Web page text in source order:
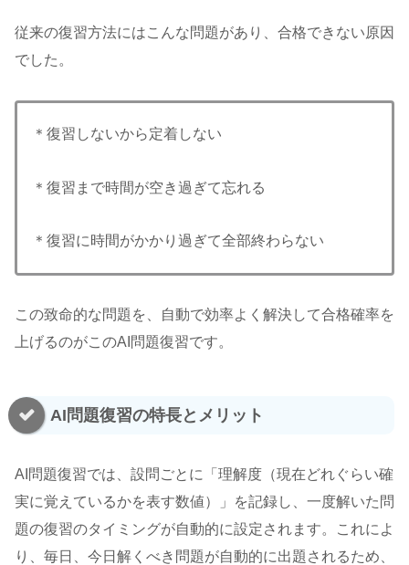
従来の復習方法にはこんな問題があり、合格できない原因
でした。
＊復習しないから定着しない
＊復習まで時間が空き過ぎて忘れる
＊復習に時間がかかり過ぎて全部終わらない
この致命的な問題を、自動で効率よく解決して合格確率を
上げるのがこのAI問題復習です。
AI問題復習の特長とメリット
AI問題復習では、設問ごとに「理解度（現在どれぐらい確
実に覚えているかを表す数値）」を記録し、一度解いた問
題の復習のタイミングが自動的に設定されます。これによ
り、毎日、今日解くべき問題が自動的に出題されるため、